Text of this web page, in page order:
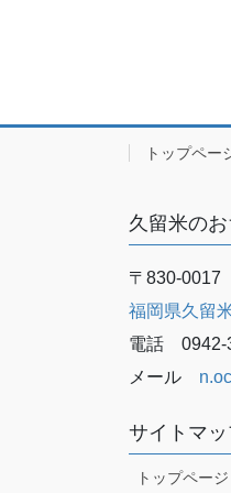
トップペー
久留米の
〒830-0017
福岡県久留
電話 0942-
メール
サイトマ
トップページ